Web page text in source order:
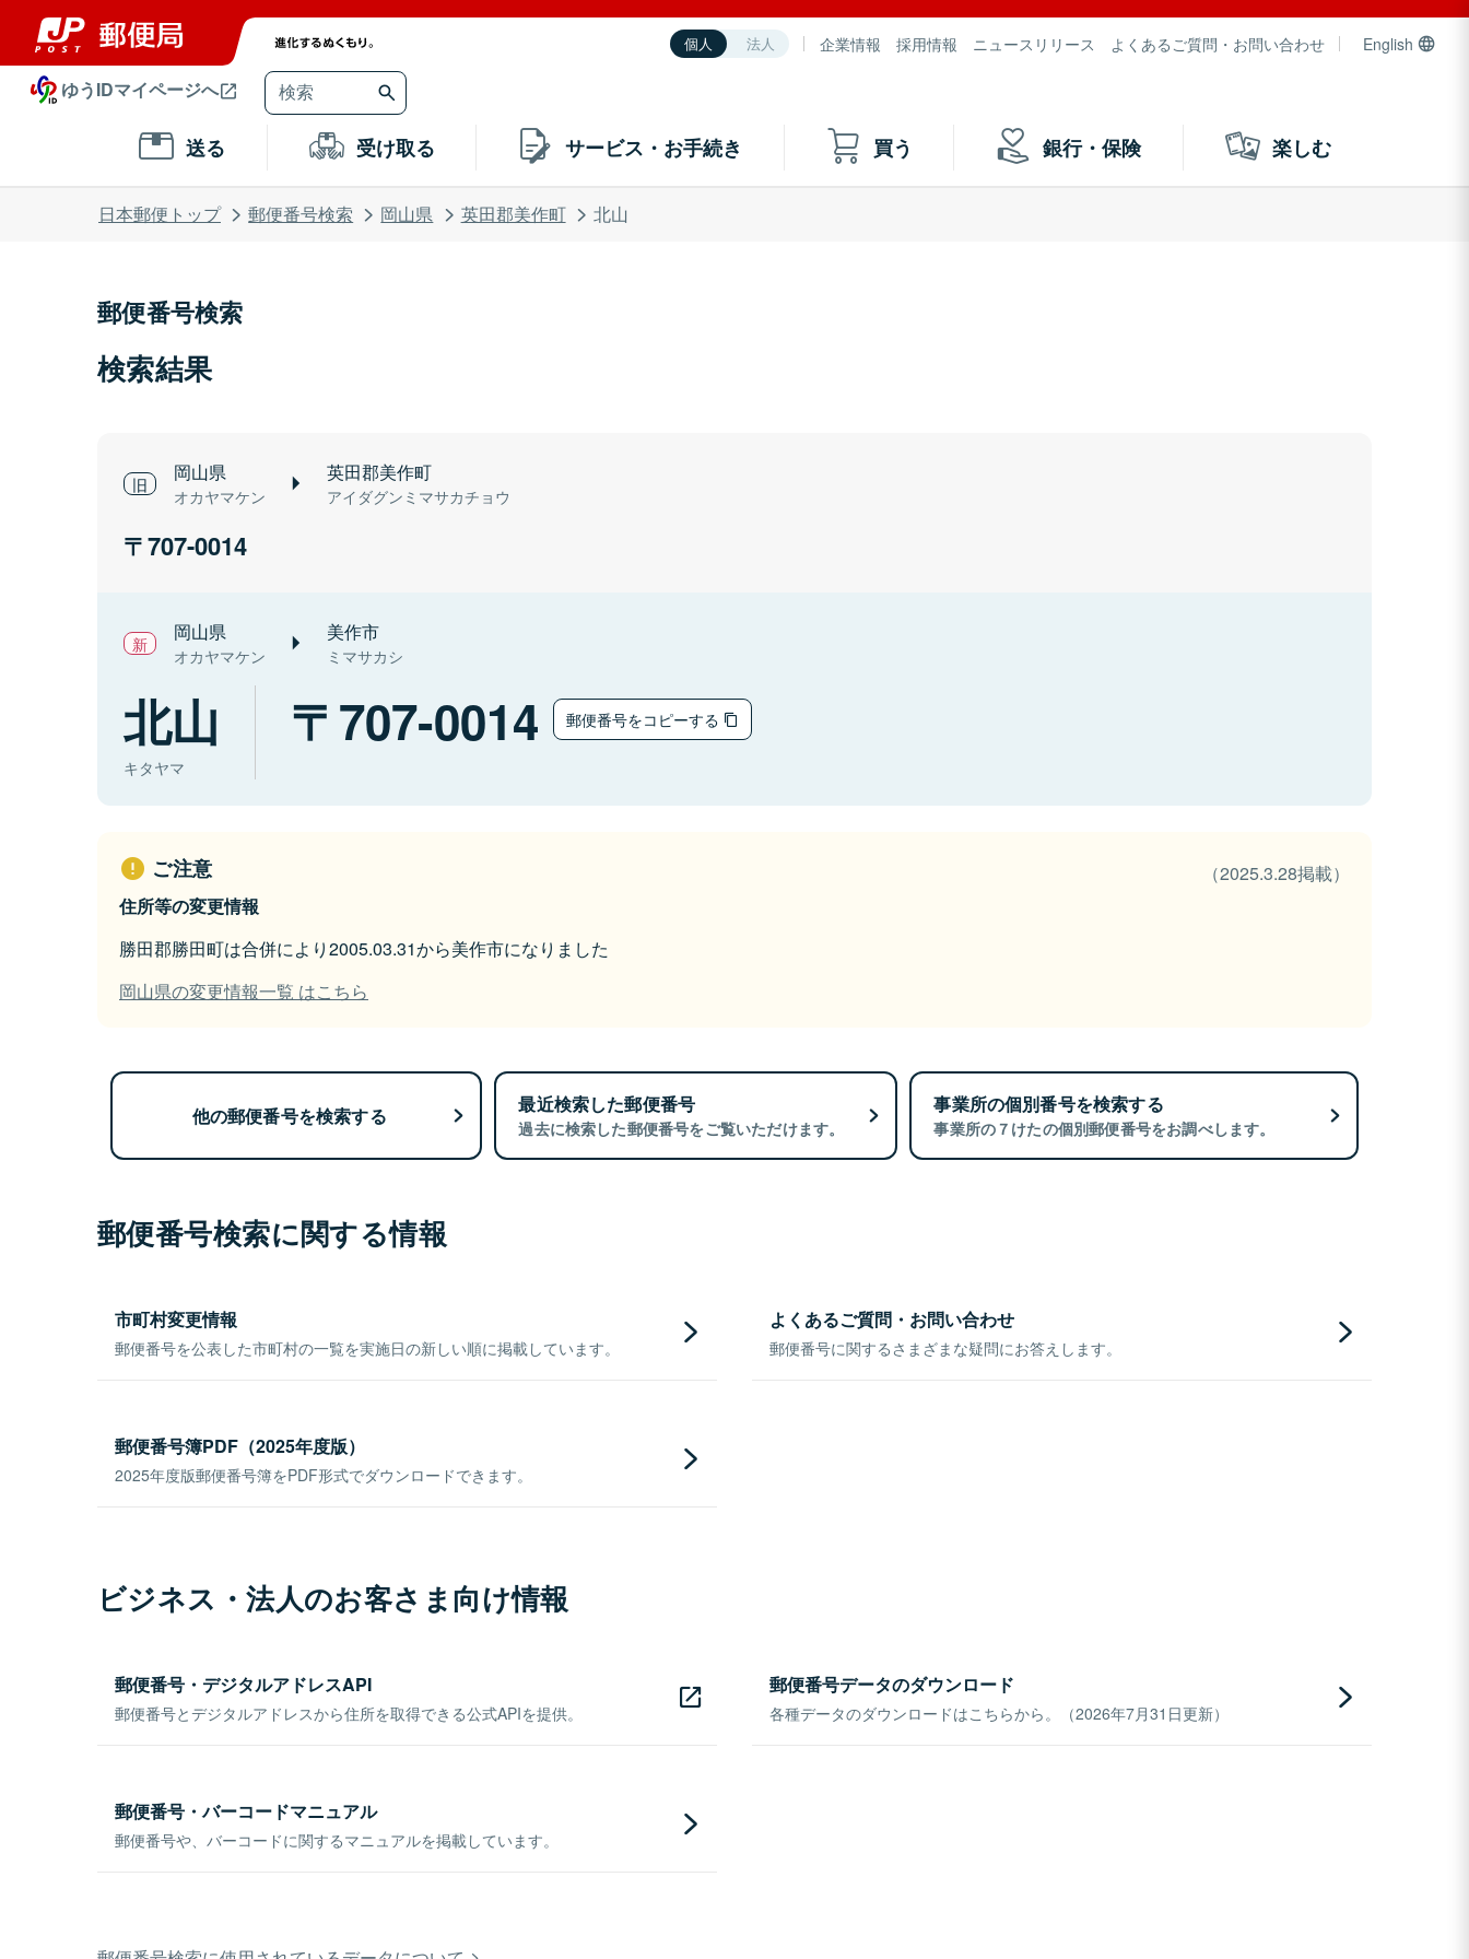
個人 法人 企業情報 採用情報 ニュースリリース よくあるご質問・お問い合わせ English
ゆうIDマイページへ
送る 受け取る サービス・お手続き 買う 銀行・保険 楽しむ
日本郵便トップ 郵便番号検索 岡山県 英田郡美作町 北山
郵便番号検索
検索結果
岡山県
オカヤマケン
英田郡美作町
アイダグンミマサカチョウ
707-0014
岡山県
オカヤマケン
美作市
ミマサカシ
北山
キタヤマ
707-0014 郵便番号をコピーする
ご注意
（2025.3.28掲載）
住所等の変更情報
勝田郡勝田町は合併により2005.03.31から美作市になりました
岡山県の変更情報一覧 はこちら
他の郵便番号を検索する 最近検索した郵便番号
過去に検索した郵便番号をご覧いただけます。
事業所の個別番号を検索する
事業所の７けたの個別郵便番号をお調べします。
郵便番号検索に関する情報
市町村変更情報
郵便番号を公表した市町村の一覧を実施日の新しい順に掲載しています。
よくあるご質問・お問い合わせ
郵便番号に関するさまざまな疑問にお答えします。
郵便番号簿PDF（2025年度版）
2025年度版郵便番号簿をPDF形式でダウンロードできます。
ビジネス・法人のお客さま向け情報
郵便番号・デジタルアドレスAPI
郵便番号とデジタルアドレスから住所を取得できる公式APIを提供。
郵便番号データのダウンロード
各種データのダウンロードはこちらから。（2026年7月31日更新）
郵便番号・バーコードマニュアル
郵便番号や、バーコードに関するマニュアルを掲載しています。